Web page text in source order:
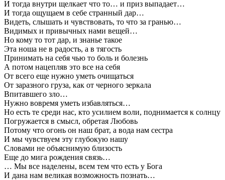
И тогда внутри щелкает что то… и приз выпадает…
И тогда ощущаем в себе странный дар…
Видеть, слышать и чувствовать, то что за гранью…
Видимых и привычных нами вещей…
Но кому то тот дар, и знанье такое
Эта ноша не в радость, а в тягость
Принимать на себя чью то боль и болезнь
А потом нацепляв это все на себя
От всего еще нужно уметь очищаться
От заразного груза, как от черного зеркала
Впитавшего зло…
Нужно вовремя уметь избавляться…
Но есть те среди нас, кто усилием воли, поднимается к солнцу
Погружается в смысл, обретая Любовь
Потому что огонь он наш брат, а вода нам сестра
И мы чувствуем эту глубокую нашу
Словами не объяснимую близость
Еще до мига рождения связь…
… Мы все наделены, всем тем что есть у Бога
И дана нам великая возможность познать…